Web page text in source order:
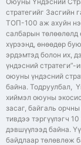
стратегийг Засгийн
ТОП-100 аж ахуйн
салбарын төлөөлөлд
хүрээнд, өнөөдөр
эрдэмтэд болон их,
үндэсний
оюуны үндэсний
байна. Тодруулбал,
хиймэл оюуны
засаг, байгаль
тивдээ тэргүүлэгч
дэвшүүлээд байна.
байдлаар төлөвлөж